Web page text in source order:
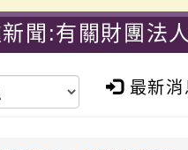
聞:有關財團法
最新消